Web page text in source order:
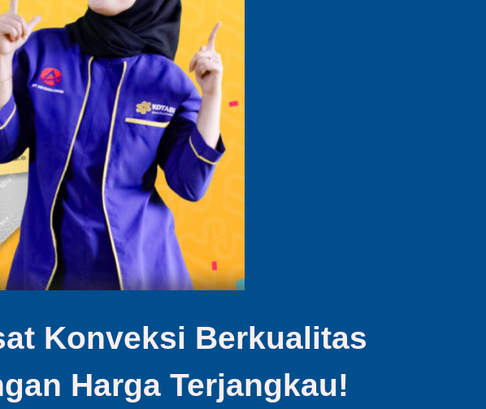
Konveksi Berkualitas
Harga Terjangkau!